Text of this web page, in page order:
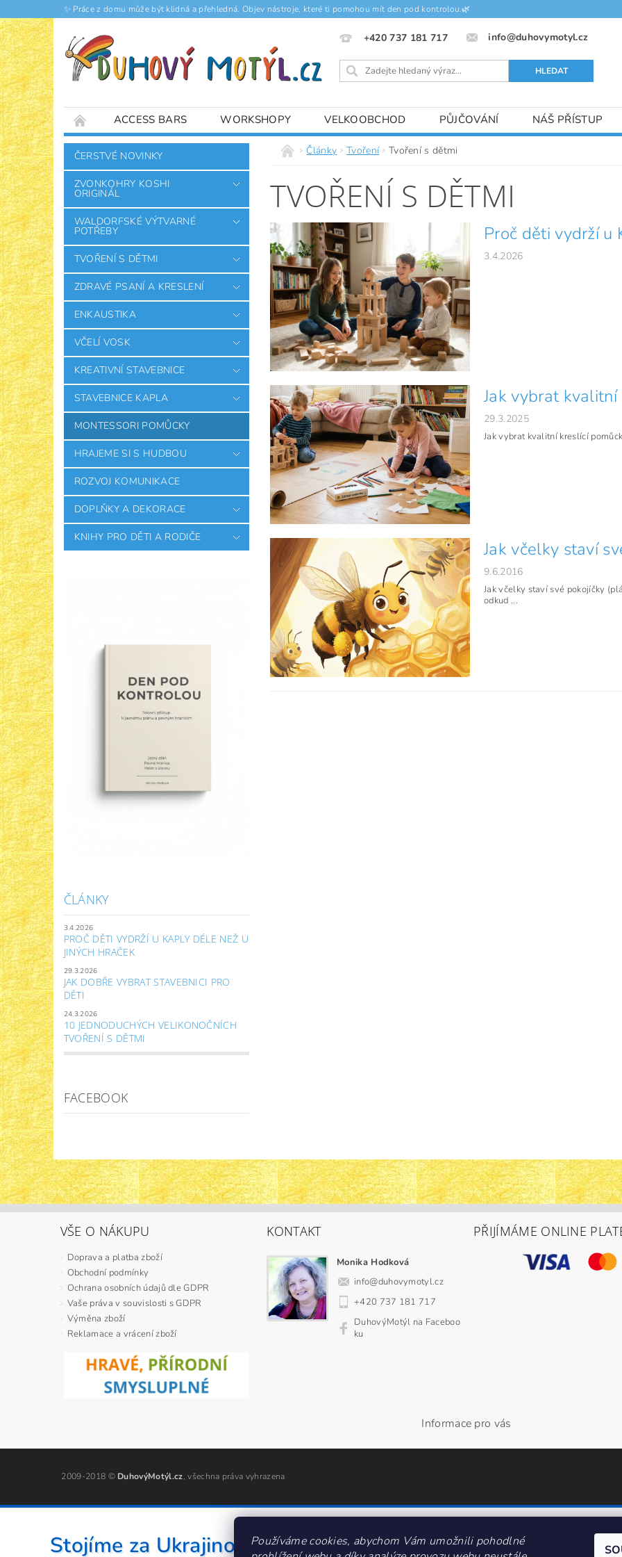
✨ Práce z domu může být klidná a přehledná. Objev nástroje, které ti pomohou mít den pod kontrolou.🌿
+420 737 181 717 info@duhovymotyl.cz
ACCESS BARS WORKSHOPY VELKOOBCHOD PŮJČOVÁNÍ
NÁŠ PŘÍSTUP
ČLÁNKY
ČERSTVÉ NOVINKY
ZVONKOHRY KOSHI
ORIGINÁL
WALDORFSKÉ VÝTVARNÉ
POTŘEBY
TVOŘENÍ S DĚTMI
ZDRAVÉ PSANÍ A KRESLENÍ
ENKAUSTIKA
VČELÍ VOSK
KREATIVNÍ STAVEBNICE
STAVEBNICE KAPLA
MONTESSORI POMŮCKY
HRAJEME SI S HUDBOU
ROZVOJ KOMUNIKACE
DOPLŇKY A DEKORACE
KNIHY PRO DĚTI A RODIČE
ČLÁNKY
3.4.2026
PROČ DĚTI VYDRŽÍ U KAPLY DÉLE NEŽ U
JINÝCH HRAČEK
29.3.2026
JAK DOBŘE VYBRAT STAVEBNICI PRO
DĚTI
24.3.2026
10 JEDNODUCHÝCH VELIKONOČNÍCH
TVOŘENÍ S DĚTMI
FACEBOOK
Články Tvoření Tvoření s dětmi
TVOŘENÍ S DĚTMI
Proč děti vydrží u
3.4.2026
Jak vybrat
29.3.2025
Jak vybrat kvalitní kreslící
Jak včelky staví
9.6.2016
Jak včelky staví své pokojíčky
odkud ...
VŠE O NÁKUPU
Doprava a platba zboží
Obchodní podmínky
Ochrana osobních údajů dle GDPR
Vaše práva v souvislosti s GDPR
Výměna zboží
Reklamace a vrácení zboží
KONTAKT
Monika Hodková
info@duhovymotyl.cz
+420 737 181 717
DuhovýMotýl na Faceboo
ku
PŘIJÍMÁME ONLINE
Informace pro vás
2009-2018 © DuhovýMotýl.cz, všechna práva vyhrazena
Používáme cookies, abychom Vám umožnili pohodlné
Stojíme za Ukrajinou ❤️